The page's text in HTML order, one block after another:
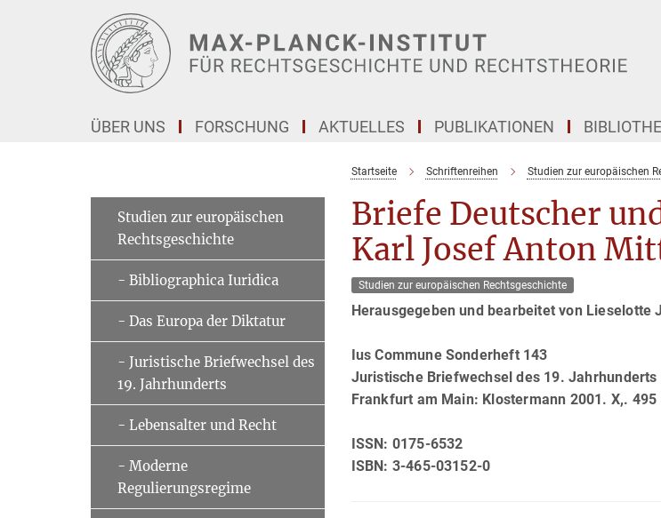
ÜBER UNS FORSCHUNG AKTUELLES PUBLIKATIONEN
Startseite Schriftenreihen Studien zur europäischen
Briefe Deutscher
Karl Josef Anton
Studien zur europäischen Rechtsgeschichte
Herausgegeben und bearbeitet von Lieselotte
Ius Commune Sonderheft 143
Juristische Briefwechsel des 19. Jahrhunderts
Frankfurt am Main: Klostermann 2001. X,. 495
ISSN: 0175-6532
ISBN: 3-465-03152-0
Studien zur europäischen
Rechtsgeschichte
- Bibliographica Iuridica
- Das Europa der Diktatur
- Juristische Briefwechsel des
19. Jahrhunderts
- Lebensalter und Recht
- Moderne
Regulierungsregime